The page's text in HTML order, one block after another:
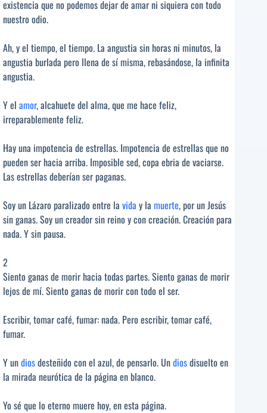
existencia que no podemos dejar de amar ni siquiera con todo
nuestro odio.
Ah, y el tiempo, el tiempo. La angustia sin horas ni minutos, la
angustia burlada pero llena de sí misma, rebasándose, la infinita
angustia.
Y el amor, alcahuete del alma, que me hace feliz,
irreparablemente feliz.
Hay una impotencia de estrellas. Impotencia de estrellas que no
pueden ser hacia arriba. Imposible sed, copa ebria de vaciarse.
Las estrellas deberían ser paganas.
Soy un Lázaro paralizado entre la vida y la muerte, por un Jesús
sin ganas. Soy un creador sin reino y con creación. Creación para
nada. Y sin pausa.
2
Siento ganas de morir hacia todas partes. Siento ganas de morir
lejos de mí. Siento ganas de morir con todo el ser.
Escribir, tomar café, fumar: nada. Pero escribir, tomar café,
fumar.
Y undiosdesteñido con el azul, de pensarlo. Undiosdisuelto en
la mirada neurótica de la página en blanco.
Yo sé que lo eterno muere hoy, en esta página.